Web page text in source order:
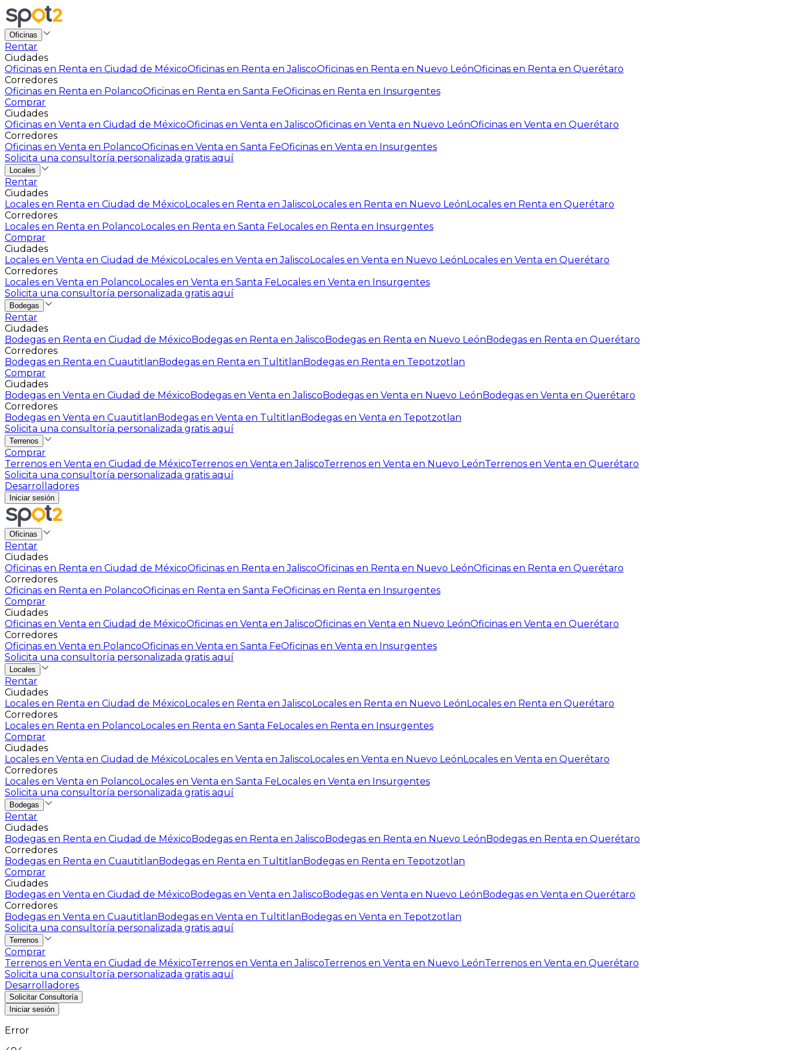
Oficinas
Rentar
Ciudades
Oficinas en Renta en Ciudad de MéxicoOficinas en Renta en JaliscoOficinas en Renta en Nuevo LeónOficinas en Renta en Querétaro
Corredores
Oficinas en Renta en PolancoOficinas en Renta en Santa FeOficinas en Renta en Insurgentes
Comprar
Ciudades
Oficinas en Venta en Ciudad de MéxicoOficinas en Venta en JaliscoOficinas en Venta en Nuevo LeónOficinas en Venta en Querétaro
Corredores
Oficinas en Venta en PolancoOficinas en Venta en Santa FeOficinas en Venta en Insurgentes
Solicita una consultoría personalizada gratis aquí
Locales
Rentar
Ciudades
Locales en Renta en Ciudad de MéxicoLocales en Renta en JaliscoLocales en Renta en Nuevo LeónLocales en Renta en Querétaro
Corredores
Locales en Renta en PolancoLocales en Renta en Santa FeLocales en Renta en Insurgentes
Comprar
Ciudades
Locales en Venta en Ciudad de MéxicoLocales en Venta en JaliscoLocales en Venta en Nuevo LeónLocales en Venta en Querétaro
Corredores
Locales en Venta en PolancoLocales en Venta en Santa FeLocales en Venta en Insurgentes
Solicita una consultoría personalizada gratis aquí
Bodegas
Rentar
Ciudades
Bodegas en Renta en Ciudad de MéxicoBodegas en Renta en JaliscoBodegas en Renta en Nuevo LeónBodegas en Renta en Querétaro
Corredores
Bodegas en Renta en CuautitlanBodegas en Renta en TultitlanBodegas en Renta en Tepotzotlan
Comprar
Ciudades
Bodegas en Venta en Ciudad de MéxicoBodegas en Venta en JaliscoBodegas en Venta en Nuevo LeónBodegas en Venta en Querétaro
Corredores
Bodegas en Venta en CuautitlanBodegas en Venta en TultitlanBodegas en Venta en Tepotzotlan
Solicita una consultoría personalizada gratis aquí
Terrenos
Comprar
Terrenos en Venta en Ciudad de MéxicoTerrenos en Venta en JaliscoTerrenos en Venta en Nuevo LeónTerrenos en Venta en Querétaro
Solicita una consultoría personalizada gratis aquí
Desarrolladores
Iniciar sesión
Oficinas
Rentar
Ciudades
Oficinas en Renta en Ciudad de MéxicoOficinas en Renta en JaliscoOficinas en Renta en Nuevo LeónOficinas en Renta en Querétaro
Corredores
Oficinas en Renta en PolancoOficinas en Renta en Santa FeOficinas en Renta en Insurgentes
Comprar
Ciudades
Oficinas en Venta en Ciudad de MéxicoOficinas en Venta en JaliscoOficinas en Venta en Nuevo LeónOficinas en Venta en Querétaro
Corredores
Oficinas en Venta en PolancoOficinas en Venta en Santa FeOficinas en Venta en Insurgentes
Solicita una consultoría personalizada gratis aquí
Locales
Rentar
Ciudades
Locales en Renta en Ciudad de MéxicoLocales en Renta en JaliscoLocales en Renta en Nuevo LeónLocales en Renta en Querétaro
Corredores
Locales en Renta en PolancoLocales en Renta en Santa FeLocales en Renta en Insurgentes
Comprar
Ciudades
Locales en Venta en Ciudad de MéxicoLocales en Venta en JaliscoLocales en Venta en Nuevo LeónLocales en Venta en Querétaro
Corredores
Locales en Venta en PolancoLocales en Venta en Santa FeLocales en Venta en Insurgentes
Solicita una consultoría personalizada gratis aquí
Bodegas
Rentar
Ciudades
Bodegas en Renta en Ciudad de MéxicoBodegas en Renta en JaliscoBodegas en Renta en Nuevo LeónBodegas en Renta en Querétaro
Corredores
Bodegas en Renta en CuautitlanBodegas en Renta en TultitlanBodegas en Renta en Tepotzotlan
Comprar
Ciudades
Bodegas en Venta en Ciudad de MéxicoBodegas en Venta en JaliscoBodegas en Venta en Nuevo LeónBodegas en Venta en Querétaro
Corredores
Bodegas en Venta en CuautitlanBodegas en Venta en TultitlanBodegas en Venta en Tepotzotlan
Solicita una consultoría personalizada gratis aquí
Terrenos
Comprar
Terrenos en Venta en Ciudad de MéxicoTerrenos en Venta en JaliscoTerrenos en Venta en Nuevo LeónTerrenos en Venta en Querétaro
Solicita una consultoría personalizada gratis aquí
Desarrolladores
Solicitar Consultoría
Iniciar sesión
Error